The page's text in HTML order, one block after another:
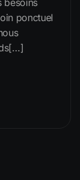
besoins
ponctuel